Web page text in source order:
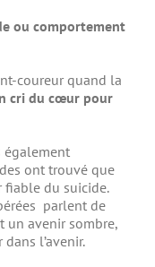
ou comportement
coureur quand la
cri du cœur pour
également
ont trouvé que
fiable du suicide.
parlent de
avenir sombre,
dans l’avenir.